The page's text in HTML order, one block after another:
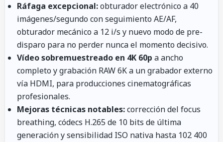
Ráfaga excepcional:obturador electrónico a 40
imágenes/segundo con seguimiento AE/AF,
obturador mecánico a 12 i/s y nuevo modo de pre-
disparo para no perder nunca el momento decisivo.
Vídeo sobremuestreado en 4K 60p a ancho
completo y grabación RAW 6K a un grabador externo
vía HDMI, para producciones cinematográficas
profesionales.
Mejoras técnicas notables:corrección del focus
breathing, códecs H.265 de 10 bits de última
generación y sensibilidad ISO nativa hasta 102 400